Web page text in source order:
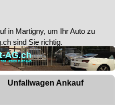
in Martigny, um Ihr Auto zu
sind Sie richtig.